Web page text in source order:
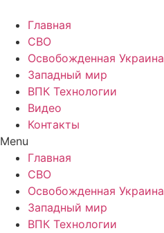
Главная
СВО
Освобожденная Украина
Западный мир
ВПК Технологии
Видео
Контакты
Menu
Главная
СВО
Освобожденная Украина
Западный мир
ВПК Технологии